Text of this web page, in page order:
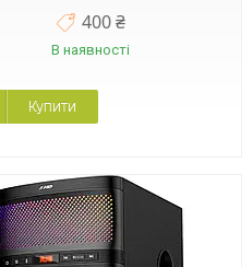
400 ₴
В наявності
Купити